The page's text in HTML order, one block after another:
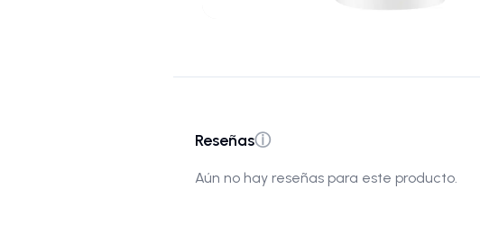
Reseñasⓘ
Aún no hay reseñas para este producto.